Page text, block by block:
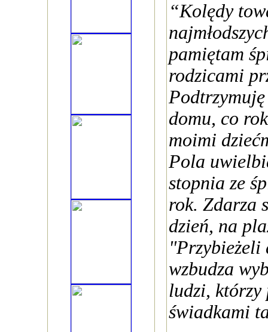
“Kolędy
pamiętam
rodzicami
domu, co
moimi
Pola
stopnia ze
rok. Zdarza
dzień, na
"Przybieżeli
wzbudza
ludzi, którzy
świadkami